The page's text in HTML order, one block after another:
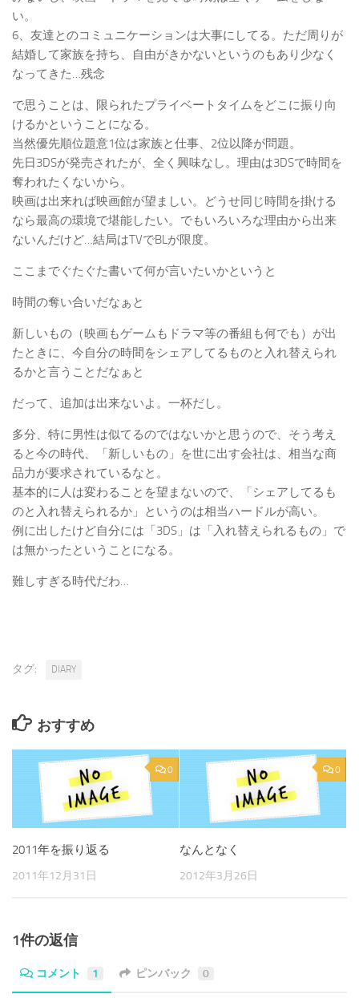
い。
6、友達とのコミュニケーションは大事にしてる。ただ周りが
結婚して家族を持ち、自由がきかないというのもあり少なく
なってきた…残念
で思うことは、限られたプライベートタイムをどこに振り向
けるかということになる。
当然優先順位題意1位は家族と仕事、2位以降が問題。
先日3DSが発売されたが、全く興味なし。理由は3DSで時間を
奪われたくないから。
映画は出来れば映画館が望ましい。どうせ同じ時間を掛ける
なら最高の環境で堪能したい。でもいろいろな理由から出来
ないんだけど…結局はTVでBLが限度。
ここまでぐたぐた書いて何が言いたいかというと
時間の奪い合いだなぁと
新しいもの（映画もゲームもドラマ等の番組も何でも）が出
たときに、今自分の時間をシェアしてるものと入れ替えられ
るかと言うことだなぁと
だって、追加は出来ないよ。一杯だし。
多分、特に男性は似てるのではないかと思うので、そう考え
ると今の時代、「新しいもの」を世に出す会社は、相当な商
品力が要求されているなと。
基本的に人は変わることを望まないので、「シェアしてるも
のと入れ替えられるか」というのは相当ハードルが高い。
例に出したけど自分には「3DS」は「入れ替えられるもの」で
は無かったということになる。
難しすぎる時代だわ…
タグ: DIARY
おすすめ
0
2011年を振り返る
2011年12月31日
0
なんとなく
2012年3月26日
1件の返信
コメント 1 ピンバック 0